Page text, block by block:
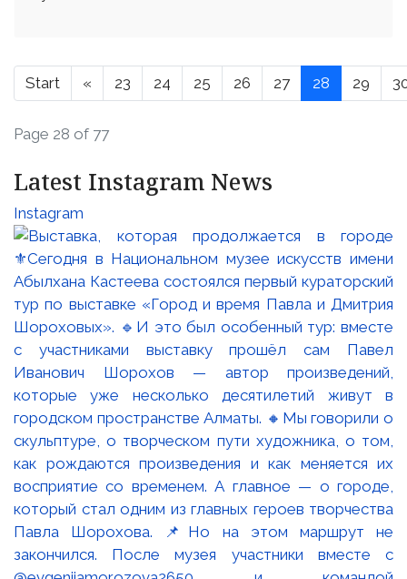
Start « 23 24 25 26 27 28 29
Page 28 of 77
Latest Instagram News
Instagram